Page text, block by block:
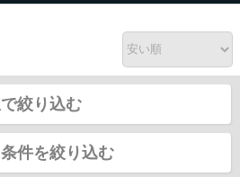
絞り込む
件を絞り込む